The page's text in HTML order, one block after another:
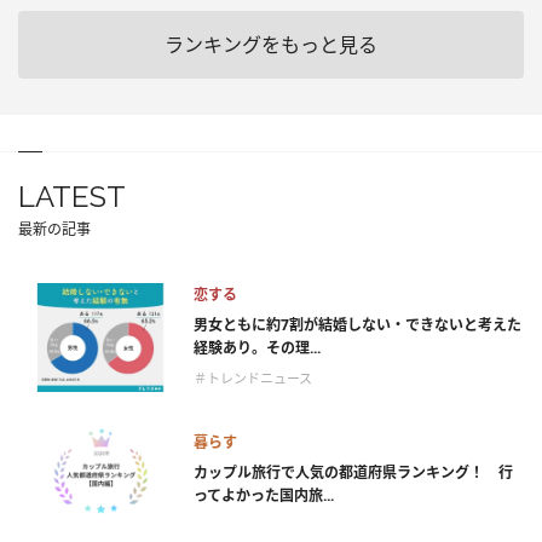
ランキングをもっと見る
LATEST
最新の記事
恋する
男女ともに約7割が結婚しない・できないと考えた
経験あり。その理...
＃トレンドニュース
暮らす
カップル旅行で人気の都道府県ランキング！ 行
ってよかった国内旅...